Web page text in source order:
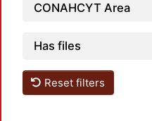
CONAHCYT Area
Has files
Reset filters